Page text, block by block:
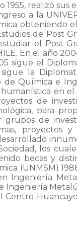
realizó sus
a la
obteniendo
de Post
el Post
En el año
sigue el
la
de Química e
en el
de
para
grupos de
proyectos y
los
becas y
(UNMSM)
Ingeniería
Ingeniería
Centro